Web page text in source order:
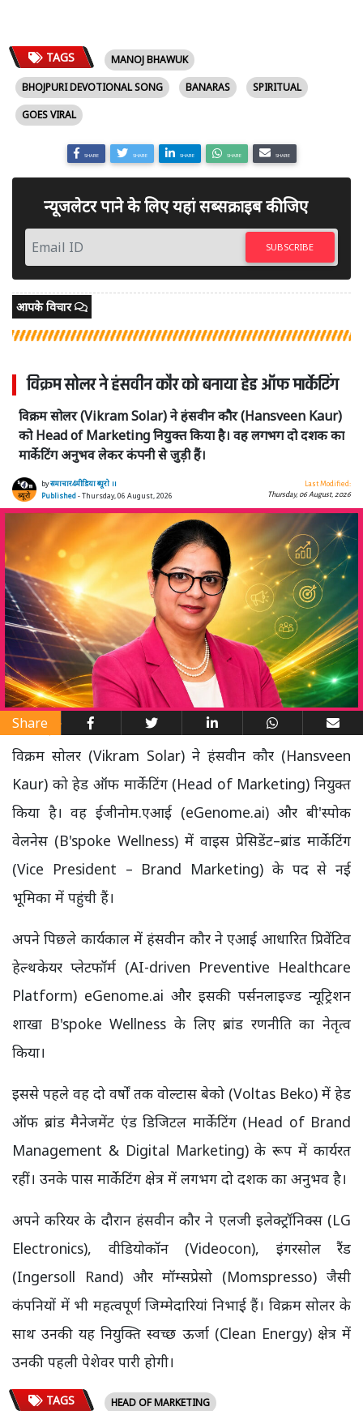
TAGS
MANOJ BHAWUK
BHOJPURI DEVOTIONAL SONG
BANARAS
SPIRITUAL
GOES VIRAL
SHARE SHARE SHARE SHARE SHARE
न्यूजलेटर पाने के लिए यहां सब्सक्राइब कीजिए
SUBSCRIBE
आपके विचार
विक्रम सोलर ने हंसवीन कौर को बनाया हेड ऑफ मार्केटिंग
विक्रम सोलर (Vikram Solar) ने हंसवीन कौर (Hansveen Kaur)
को Head of Marketing नियुक्त किया है। वह लगभग दो दशक का
मार्केटिंग अनुभव लेकर कंपनी से जुड़ी हैं।
byसमाचार4मीडिया ब्यूरो ।।
Published- Thursday, 06 August, 2026
Last Modified:
Thursday, 06 August, 2026
Share
विक्रम सोलर (Vikram Solar) ने हंसवीन कौर (Hansveen
Kaur) को हेड ऑफ मार्केटिंग (Head of Marketing) नियुक्त
किया है। वह ईजीनोम.एआई (eGenome.ai) और बी'स्पोक
वेलनेस (B'spoke Wellness) में वाइस प्रेसिडेंट–ब्रांड मार्केटिंग
(Vice President – Brand Marketing) के पद से नई
भूमिका में पहुंची हैं।
अपने पिछले कार्यकाल में हंसवीन कौर ने एआई आधारित प्रिवेंटिव
हेल्थकेयर प्लेटफॉर्म (AI-driven Preventive Healthcare
Platform) eGenome.ai और इसकी पर्सनलाइज्ड न्यूट्रिशन
शाखा B'spoke Wellness के लिए ब्रांड रणनीति का नेतृत्व
किया।
इससे पहले वह दो वर्षों तक वोल्टास बेको (Voltas Beko) में हेड
ऑफ ब्रांड मैनेजमेंट एंड डिजिटल मार्केटिंग (Head of Brand
Management & Digital Marketing) के रूप में कार्यरत
रहीं। उनके पास मार्केटिंग क्षेत्र में लगभग दो दशक का अनुभव है।
अपने करियर के दौरान हंसवीन कौर ने एलजी इलेक्ट्रॉनिक्स (LG
Electronics), वीडियोकॉन (Videocon), इंगरसोल रैंड
(Ingersoll Rand) और मॉम्सप्रेसो (Momspresso) जैसी
कंपनियों में भी महत्वपूर्ण जिम्मेदारियां निभाई हैं। विक्रम सोलर के
साथ उनकी यह नियुक्ति स्वच्छ ऊर्जा (Clean Energy) क्षेत्र में
उनकी पहली पेशेवर पारी होगी।
TAGS HEAD OF MARKETING